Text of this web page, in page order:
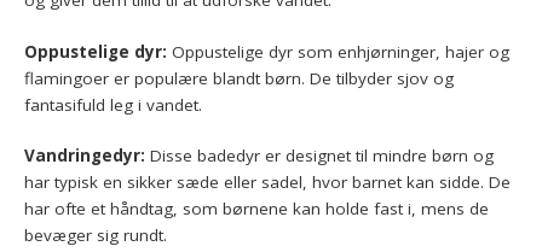
Oppustelige dyr: Oppustelige dyr som enhjørninger, hajer og
flamingoer er populære blandt børn. De tilbyder sjov og
fantasifuld leg i vandet.
Vandringedyr: Disse badedyr er designet til mindre børn og
har typisk en sikker sæde eller sadel, hvor barnet kan sidde. De
har ofte et håndtag, som børnene kan holde fast i, mens de
bevæger sig rundt.